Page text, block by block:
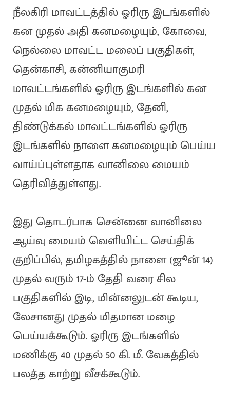
நீலகிரி மாவட்டத்தில் ஓரிரு இடங்களில்
கன முதல் அதி கனமழையும், கோவை,
நெல்லை மாவட்ட மலைப் பகுதிகள்,
தென்காசி, கன்னியாகுமரி
மாவட்டங்களில் ஓரிரு இடங்களில் கன
முதல் மிக கனமழையும், தேனி,
திண்டுக்கல் மாவட்டங்களில் ஓரிரு
இடங்களில் நாளை கனமழையும் பெய்ய
வாய்ப்புள்ளதாக வானிலை மையம்
தெரிவித்துள்ளது.
இது தொடர்பாக சென்னை வானிலை
ஆய்வு மையம் வெளியிட்ட செய்திக்
குறிப்பில், தமிழகத்தில் நாளை (ஜூன் 14)
முதல் வரும் 17-ம் தேதி வரை சில
பகுதிகளில் இடி, மின்னலுடன் கூடிய,
லேசானது முதல் மிதமான மழை
பெய்யக்கூடும். ஓரிரு இடங்களில்
மணிக்கு 40 முதல் 50 கி. மீ. வேகத்தில்
பலத்த காற்று வீசக்கூடும்.